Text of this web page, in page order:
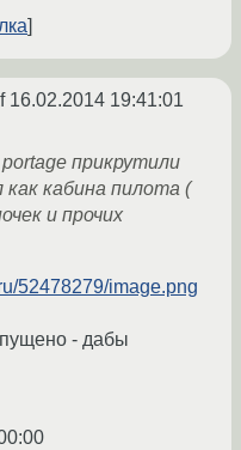
16.02.2014 19:41:01
прикрутили
как кабина пилота (
и прочих
52478279/image.png
- дабы